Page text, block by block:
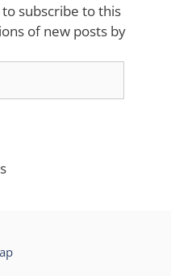
subscribe to this
of new posts by